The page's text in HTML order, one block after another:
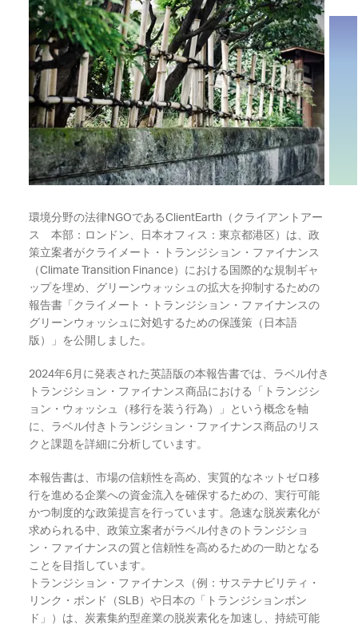
環境分野の法律NGOであるClientEarth（クライアントアー
ス 本部：ロンドン、日本オフィス：東京都港区）は、政
策立案者がクライメート・トランジション・ファイナンス
（Climate Transition Finance）における国際的な規制ギャ
ップを埋め、グリーンウォッシュの拡大を抑制するための
報告書「クライメート・トランジション・ファイナンスの
グリーンウォッシュに対処するための保護策（日本語
版）」を公開しました。
2024年6月に発表された英語版の本報告書では、ラベル付き
トランジション・ファイナンス商品における「トランジシ
ョン・ウォッシュ（移行を装う行為）」という概念を軸
に、ラベル付きトランジション・ファイナンス商品のリス
クと課題を詳細に分析しています。
本報告書は、市場の信頼性を高め、実質的なネットゼロ移
行を進める企業への資金流入を確保するための、実行可能
かつ制度的な政策提言を行っています。急速な脱炭素化が
求められる中、政策立案者がラベル付きのトランジショ
ン・ファイナンスの質と信頼性を高めるための一助となる
ことを目指しています。
トランジション・ファイナンス（例：サステナビリティ・
リンク・ボンド（SLB）や日本の「トランジションボン
ド」）は、炭素集約型産業の脱炭素化を加速し、持続可能